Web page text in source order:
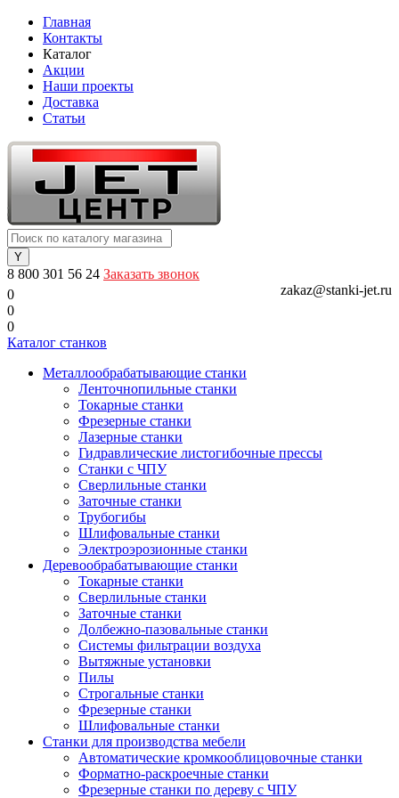
Главная
Контакты
Каталог
Акции
Наши проекты
Доставка
Статьи
8 800 301 56 24 Заказать звонок
zakaz@stanki-jet.ru
0
0
0
Каталог станков
Металлообрабатывающие станки
Ленточнопильные станки
Токарные станки
Фрезерные станки
Лазерные станки
Гидравлические листогибочные прессы
Станки с ЧПУ
Сверлильные станки
Заточные станки
Трубогибы
Шлифовальные станки
Электроэрозионные станки
Деревообрабатывающие станки
Токарные станки
Сверлильные станки
Заточные станки
Долбежно-пазовальные станки
Системы фильтрации воздуха
Вытяжные установки
Пилы
Строгальные станки
Фрезерные станки
Шлифовальные станки
Станки для производства мебели
Автоматические кромкооблицовочные станки
Форматно-раскроечные станки
Фрезерные станки по дереву с ЧПУ